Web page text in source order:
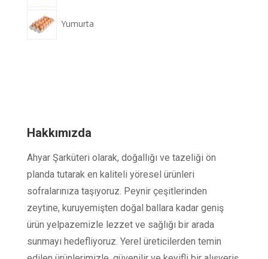
Yumurta
Hakkımızda
Ahyar Şarküteri olarak, doğallığı ve tazeliği ön
planda tutarak en kaliteli yöresel ürünleri
sofralarınıza taşıyoruz. Peynir çeşitlerinden
zeytine, kuruyemişten doğal ballara kadar geniş
ürün yelpazemizle lezzet ve sağlığı bir arada
sunmayı hedefliyoruz. Yerel üreticilerden temin